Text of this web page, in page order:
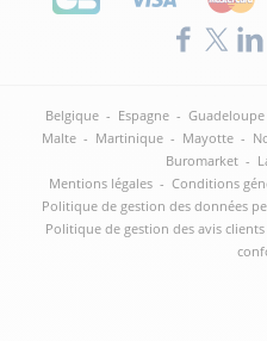
Belgique - Espagne - Guadeloupe
Malte - Martinique - Mayotte -
Buromarket -
Mentions légales - Conditions
Politique de gestion des données
Politique de gestion des avis clients